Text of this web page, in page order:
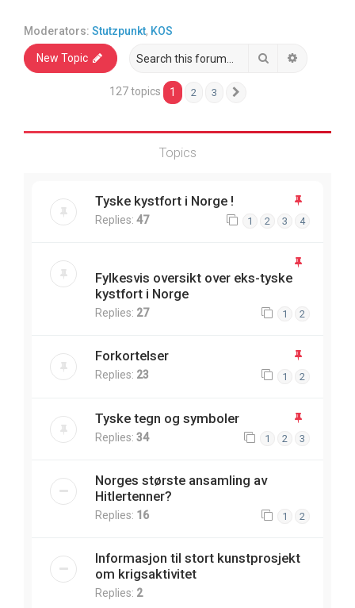
Moderators: Stutzpunkt, KOS
New Topic Search
127 topics 1 2 3
Topics
Tyske kystfort i Norge !
Replies: 47 1 2 3 4
Fylkesvis oversikt over eks-tyske
kystfort i Norge
Replies: 27 1 2
Forkortelser
Replies: 23 1 2
Tyske tegn og symboler
Replies: 34 1 2 3
Norges største ansamling av
Hitlertenner?
Replies: 16 1 2
Informasjon til stort kunstprosjekt
om krigsaktivitet
Replies: 2